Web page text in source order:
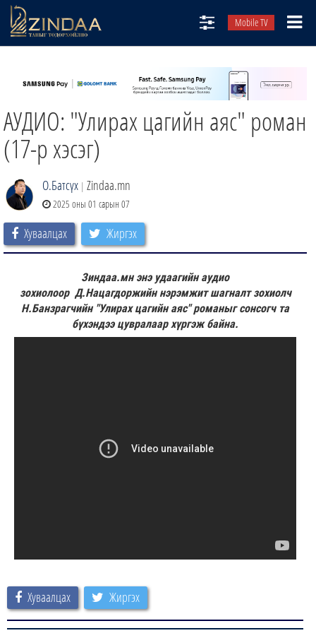
Mobile TV
ТВ8
ӨГЛӨӨНИЙ СОНИН
АУДИО ЗОХИОЛ
ЗИНДАА СЭТГҮҮЛ
АУДИО: "Улирах цагийн аяс" роман
(17-р хэсэг)
О.Батсүх | Zindaa.mn
2025 оны 01 сарын 07
Хуваалцах Жиргэх
Зиндаа.мн энэ удаагийн аудио
зохиолоор Д.Нацагдоржийн нэрэмжит шагналт зохиолч
Н.Банзрагчийн "Улирах цагийн аяс" романыг сонсогч та
бүхэндээ цувралаар хүргэж байна.
Хуваалцах Жиргэх